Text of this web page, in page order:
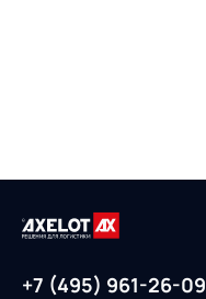
+7 (495) 961-26-09